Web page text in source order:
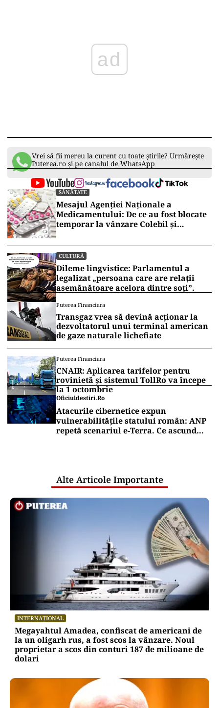
ad
Vrei să fii mereu la curent cu toate știrile? Urmărește
Puterea.ro și pe canalul de WhatsApp
SĂNĂTATE
Mesajul Agenției Naționale a
Medicamentului: De ce au fost blocate
temporar la vânzare Colebil și
CULTURĂ
Dileme lingvistice: Parlamentul a
legalizat „persoana care are relații
asemănătoare acelora dintre soți”.
Puterea Financiara
Transgaz vrea să devină acționar la
dezvoltatorul unui terminal american
de gaze naturale lichefiate
Puterea Financiara
CNAIR: Aplicarea tarifelor pentru
rovinietă și sistemul TollRo va începe
la 1 octombrie
Oficiuldestiri.ro
Atacurile cibernetice expun
vulnerabilitățile statului român: ANP
repetă scenariul e‑Terra. Ce ascund
Alte Articole Importante
INTERNAȚIONAL
Megayahtul Amadea, confiscat de americani de
la un oligarh rus, a fost scos la vânzare. Noul
proprietar a scos din conturi 187 de milioane de
dolari